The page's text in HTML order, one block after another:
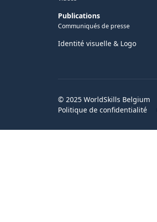
Publications
Communiqués de presse
Identité visuelle & Logo
© 2025 WorldSkills Belgium
Politique de confidentialité